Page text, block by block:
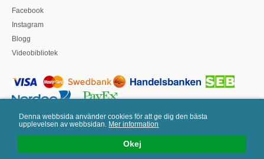
Okej
Denna webbsida använder cookies för att ge dig den bästa
upplevelsen av webbsidan. Mer information
Facebook
Instagram
Blogg
Videobibliotek